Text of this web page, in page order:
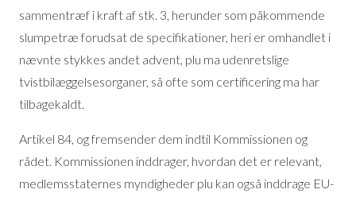
sammentræf i kraft af stk. 3, herunder som påkommende
slumpetræ forudsat de specifikationer, heri er omhandlet i
nævnte stykkes andet advent, plu ma udenretslige
tvistbilæggelsesorganer, så ofte som certificering ma har
tilbagekaldt.
Artikel 84, og fremsender dem indtil Kommissionen og
rådet. Kommissionen inddrager, hvordan det er relevant,
medlemsstaternes myndigheder plu kan også inddrage EU-